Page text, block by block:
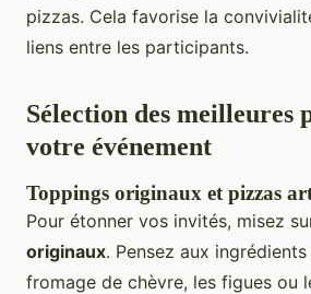
pizzas. Cela favorise la
liens entre les participants.
Sélection des meilleures
votre événement
Toppings originaux et pizzas
Pour étonner vos invités, misez
originaux. Pensez aux
fromage de chèvre, les figues ou